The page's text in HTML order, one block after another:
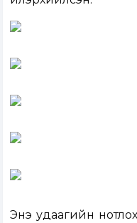
Энэ удаагийн